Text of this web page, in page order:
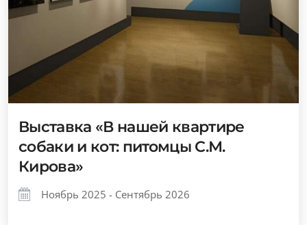
Выставка «В нашей квартире
собаки и кот: питомцы С.М.
Кирова»
Ноябрь 2025 - Сентябрь 2026